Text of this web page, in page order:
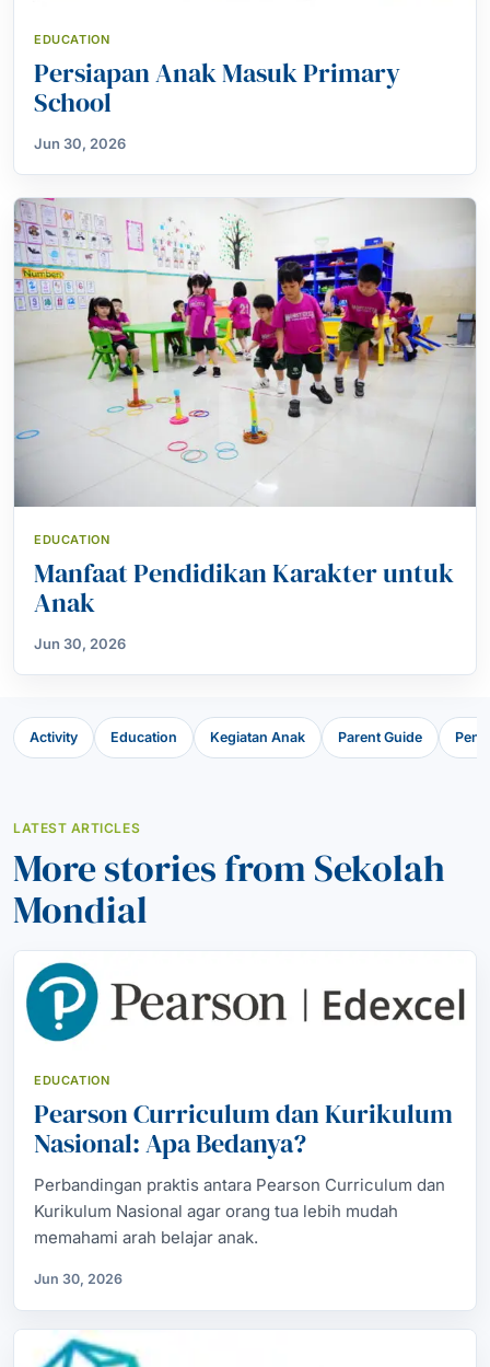
EDUCATION
Persiapan Anak Masuk Primary
School
Jun 30, 2026
EDUCATION
Manfaat Pendidikan Karakter untuk
Anak
Jun 30, 2026
Activity Education Kegiatan Anak Parent Guide
LATEST ARTICLES
More stories from Sekolah
Mondial
EDUCATION
Pearson Curriculum dan Kurikulum
Nasional: Apa Bedanya?
Perbandingan praktis antara Pearson Curriculum dan
Kurikulum Nasional agar orang tua lebih mudah
memahami arah belajar anak.
Jun 30, 2026